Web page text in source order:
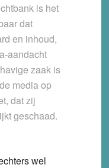
is het
dat
en inhoud,
aandacht
zaak is
media op
dat zij
geschaad.
wel